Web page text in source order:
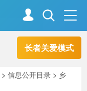
长者关爱模式
走进资阳
>信息公开目录 > 乡